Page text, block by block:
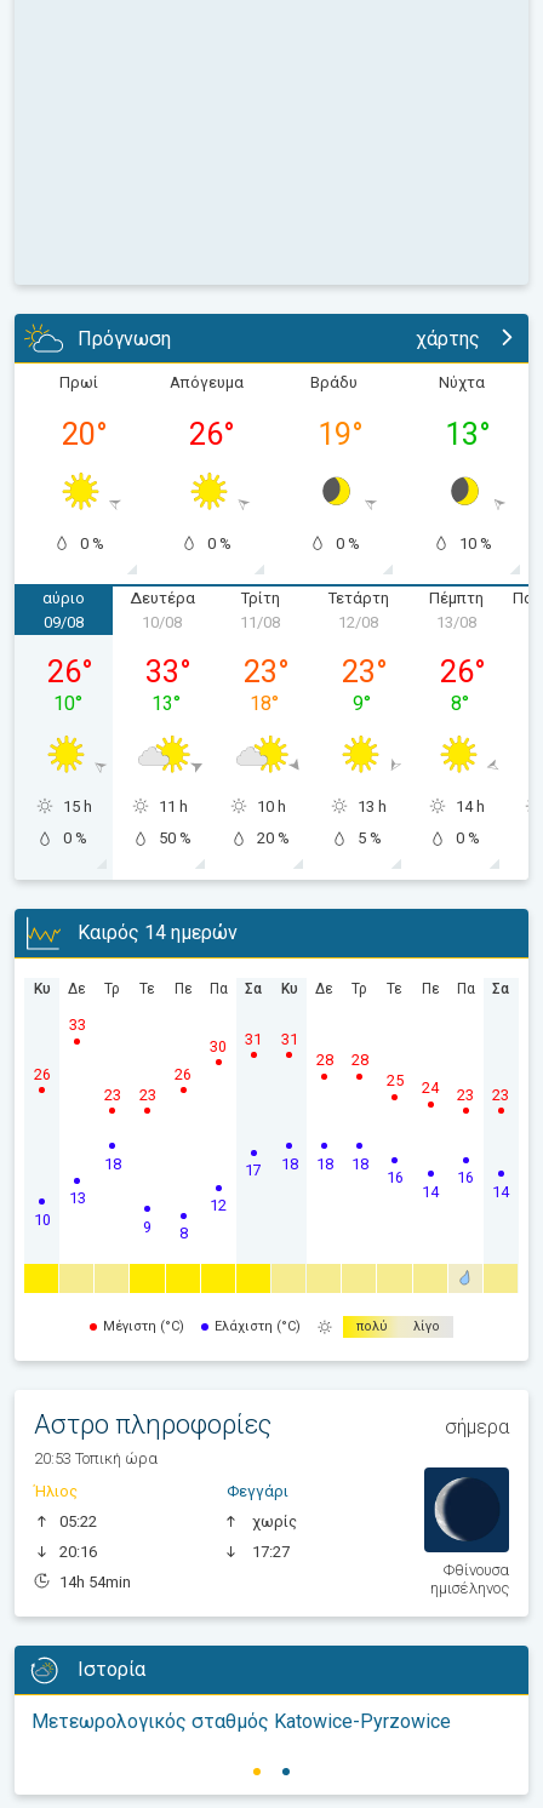
Πρόγνωση χάρτης
Πρωί
20°
0 %
Απόγευμα
26°
0 %
Βράδυ
19°
0 %
Νύχτα
13°
10 %
αύριο
Κυριακή 09/08
09/08
26°
10°
15 h
0 %
Δευτέρα
Δευτέρα 10/08
10/08
33°
13°
11 h
50 %
Τρίτη
11/08
23°
18°
10 h
20 %
Τετάρτη
Τετάρτη 12/08
12/08
23°
9°
13 h
5 %
Πέμπτη
13/08
26°
8°
14 h
0 %
Καιρός 14 ημερών
Κυ
10
26
Δε
13
33
Τρ
18
23
Τε
9
23
Πε
8
26
Πα
12
30
Σα
17
31
Κυ
18
31
Δε
18
28
Τρ
18
28
Τε
16
25
Πε
14
24
Πα
16
23
Σα
14
23
Μέγιστη (°C) Ελάχιστη (°C) πολύ λίγο
Αστρο πληροφορίες σήμερα
20:53 Τοπική ώρα
Ήλιος
05:22
20:16
14h 54min
Φεγγάρι
χωρίς
17:27
Φθίνουσα
ημισέληνος
Ιστορία
Μετεωρολογικός σταθμός Katowice-Pyrzowice